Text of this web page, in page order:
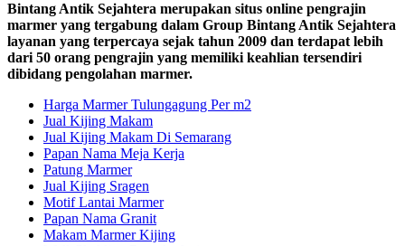
Bintang Antik Sejahtera merupakan situs online pengrajin
marmer yang tergabung dalam Group Bintang Antik Sejahtera
layanan yang terpercaya sejak tahun 2009 dan terdapat lebih
dari 50 orang pengrajin yang memiliki keahlian tersendiri
dibidang pengolahan marmer.
Harga Marmer Tulungagung Per m2
Jual Kijing Makam
Jual Kijing Makam Di Semarang
Papan Nama Meja Kerja
Patung Marmer
Jual Kijing Sragen
Motif Lantai Marmer
Papan Nama Granit
Makam Marmer Kijing